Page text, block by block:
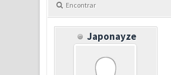
Encontrar
Japonayze